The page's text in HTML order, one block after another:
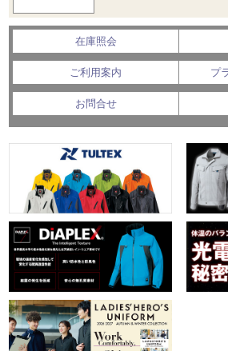
在庫照会
ご利用案内 プ
お問合せ